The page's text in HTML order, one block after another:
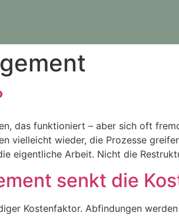
das funktioniert – aber sich oft
vielleicht wieder, die Prozesse
eigentliche Arbeit. Nicht die
senkt die
Kostenfaktor. Abfindungen